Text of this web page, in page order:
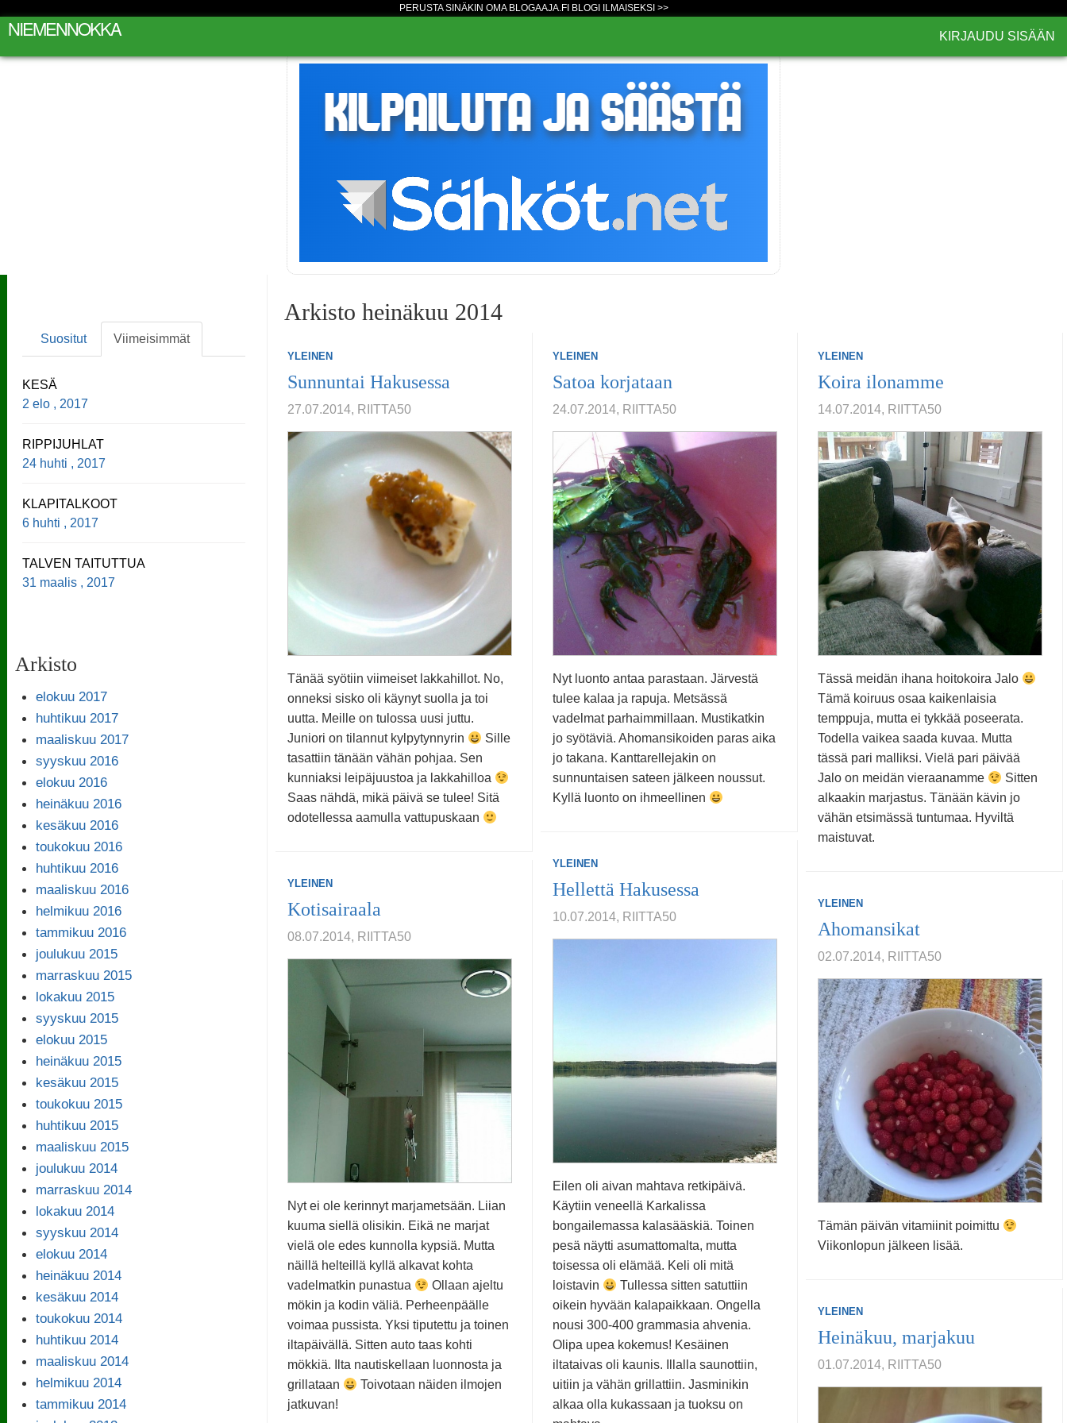
PERUSTA SINÄKIN OMA BLOGAAJA.FI BLOGI ILMAISEKSI >>
NIEMENNOKKA KIRJAUDU SISÄÄN
Arkisto heinäkuu 2014
YLEINEN
Sunnuntai Hakusessa
27.07.2014, RIITTA50
Tänää syötiin viimeiset lakkahillot. No,
onneksi sisko oli käynyt suolla ja toi
uutta. Meille on tulossa uusi juttu.
Juniori on tilannut kylpytynnyrin
Sille
tasattiin tänään vähän pohjaa. Sen
kunniaksi leipäjuustoa ja lakkahilloa
Saas nähdä, mikä päivä se tulee! Sitä
odotellessa aamulla vattupuskaan
YLEINEN
Satoa korjataan
24.07.2014, RIITTA50
Nyt luonto antaa parastaan. Järvestä
tulee kalaa ja rapuja. Metsässä
vadelmat parhaimmillaan. Mustikatkin
jo syötäviä. Ahomansikoiden paras aika
jo takana. Kanttarellejakin on
sunnuntaisen sateen jälkeen noussut.
Kyllä luonto on ihmeellinen
YLEINEN
Koira ilonamme
14.07.2014, RIITTA50
Tässä meidän ihana hoitokoira Jalo
Tämä koiruus osaa kaikenlaisia
temppuja, mutta ei tykkää poseerata.
Todella vaikea saada kuvaa. Mutta
tässä pari malliksi. Vielä pari päivää
Jalo on meidän vieraanamme
Sitten
alkaakin marjastus. Tänään kävin jo
vähän etsimässä tuntumaa. Hyviltä
maistuvat.
YLEINEN
Hellettä Hakusessa
10.07.2014, RIITTA50
Eilen oli aivan mahtava retkipäivä.
Käytiin veneellä Karkalissa
bongailemassa kalasääskiä. Toinen
pesä näytti asumattomalta, mutta
toisessa oli elämää. Keli oli mitä
loistavin
Tullessa sitten satuttiin
oikein hyvään kalapaikkaan. Ongella
nousi 300-400 grammasia ahvenia.
Olipa upea kokemus! Kesäinen
iltataivas oli kaunis. Illalla saunottiin,
uitiin ja vähän grillattiin. Jasminikin
alkaa olla kukassaan ja tuoksu on
YLEINEN
Kotisairaala
08.07.2014, RIITTA50
Nyt ei ole kerinnyt marjametsään. Liian
kuuma siellä olisikin. Eikä ne marjat
vielä ole edes kunnolla kypsiä. Mutta
näillä helteillä kyllä alkavat kohta
vadelmatkin punastua
Ollaan ajeltu
mökin ja kodin väliä. Perheenpäälle
voimaa pussista. Yksi tiputettu ja toinen
iltapäivällä. Sitten auto taas kohti
mökkiä. Ilta nautiskellaan luonnosta ja
grillataan
Toivotaan näiden ilmojen
jatkuvan!
YLEINEN
Ahomansikat
02.07.2014, RIITTA50
Tämän päivän vitamiinit poimittu
Viikonlopun jälkeen lisää.
YLEINEN
Heinäkuu, marjakuu
01.07.2014, RIITTA50
Suositut Viimeisimmät
KESÄ
2 elo , 2017
RIPPIJUHLAT
24 huhti , 2017
KLAPITALKOOT
6 huhti , 2017
TALVEN TAITUTTUA
31 maalis , 2017
Arkisto
elokuu 2017
huhtikuu 2017
maaliskuu 2017
syyskuu 2016
elokuu 2016
heinäkuu 2016
kesäkuu 2016
toukokuu 2016
huhtikuu 2016
maaliskuu 2016
helmikuu 2016
tammikuu 2016
joulukuu 2015
marraskuu 2015
lokakuu 2015
syyskuu 2015
elokuu 2015
heinäkuu 2015
kesäkuu 2015
toukokuu 2015
huhtikuu 2015
maaliskuu 2015
joulukuu 2014
marraskuu 2014
lokakuu 2014
syyskuu 2014
elokuu 2014
heinäkuu 2014
kesäkuu 2014
toukokuu 2014
huhtikuu 2014
maaliskuu 2014
helmikuu 2014
tammikuu 2014